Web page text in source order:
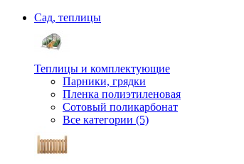
Сад, теплицы
Теплицы и комплектующие
Парники, грядки
Пленка полиэтиленовая
Сотовый поликарбонат
Все категории (5)